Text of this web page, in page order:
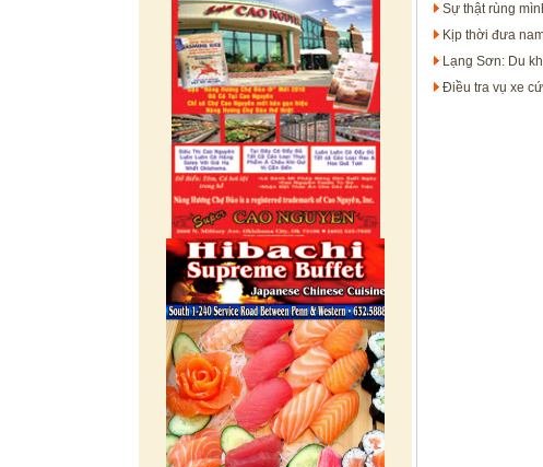
Sự thật rùng
Kịp thời đưa
Lạng Sơn: Du
Điều tra vụ xe